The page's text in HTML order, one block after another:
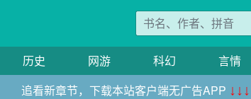
历史 网游 科幻 言情
追看新章节，下载本站客户端无广告APP ↓↓↓